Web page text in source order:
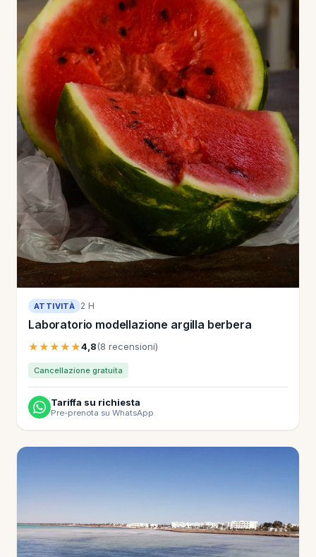
ATTIVITÀ 2 H
Laboratorio modellazione argilla berbera
★★★★★4,8(8 recensioni)
Cancellazione gratuita
Tariffa su richiesta
Pre-prenota su WhatsApp